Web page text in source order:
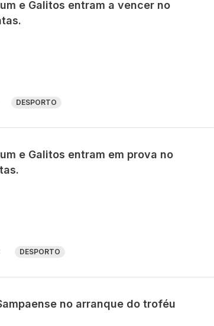
e Galitos entram a vencer no
DESPORTO
e Galitos entram em prova no
DESPORTO
no arranque do troféu